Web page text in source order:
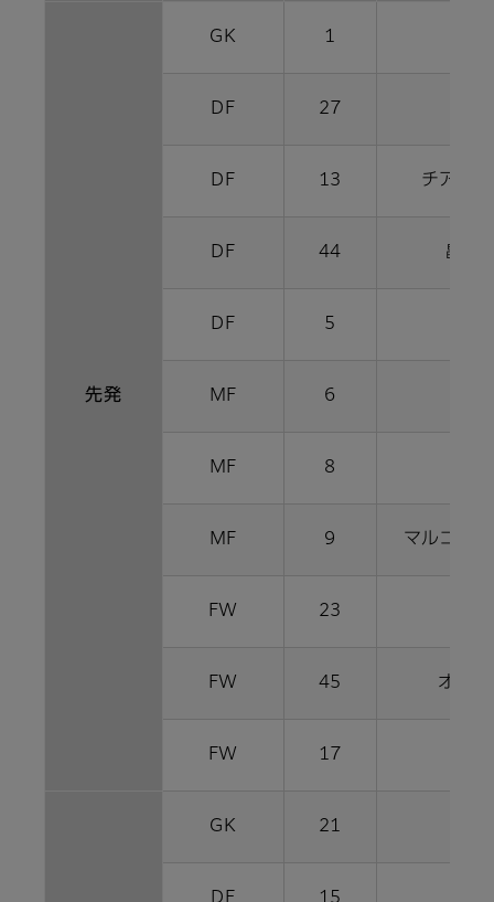
先発
GK 1
DF 27
DF 13 チアゴ
DF 44 畠中
DF 5
MF 6
MF 8
MF 9 マルコス
FW 23
FW 45 オナ
FW 17
GK 21